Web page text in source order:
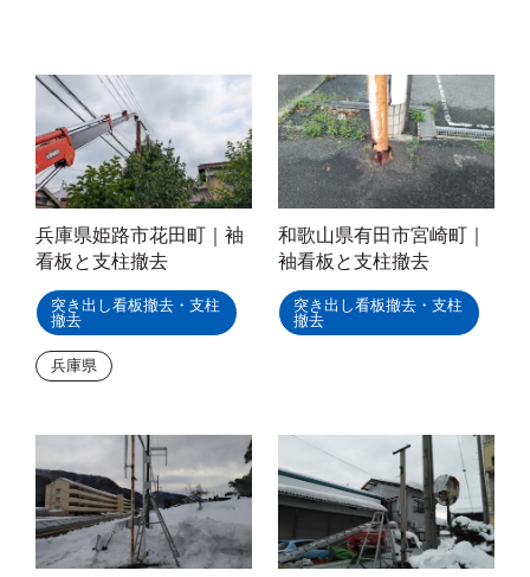
兵庫県姫路市花田町｜袖
看板と支柱撤去
突き出し看板撤去・支柱
撤去
兵庫県
和歌山県有田市宮崎町｜
袖看板と支柱撤去
突き出し看板撤去・支柱
撤去